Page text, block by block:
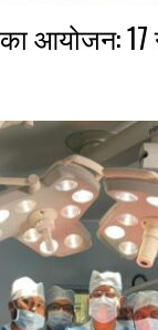
आयोजन: 17